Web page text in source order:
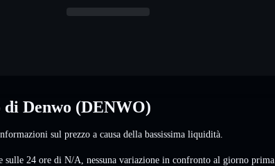
Denwo (DENWO)
sul prezzo a causa della bassissima liquidità.
sulle 24 ore di N/A nessuna variazione in confronto al giorno prima.